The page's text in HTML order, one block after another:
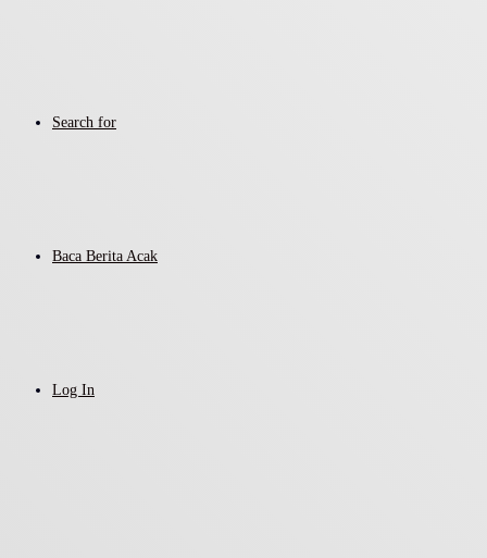
Search for
Baca Berita Acak
Log In